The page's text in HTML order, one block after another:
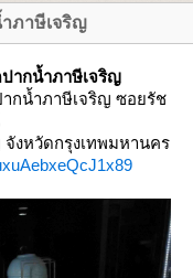
ภาษีเจริญ
ปากน้ำภาษีเจริญ
กน้ำภาษีเจริญ ซอยรัช
งหวัดกรุงเทพมหานคร